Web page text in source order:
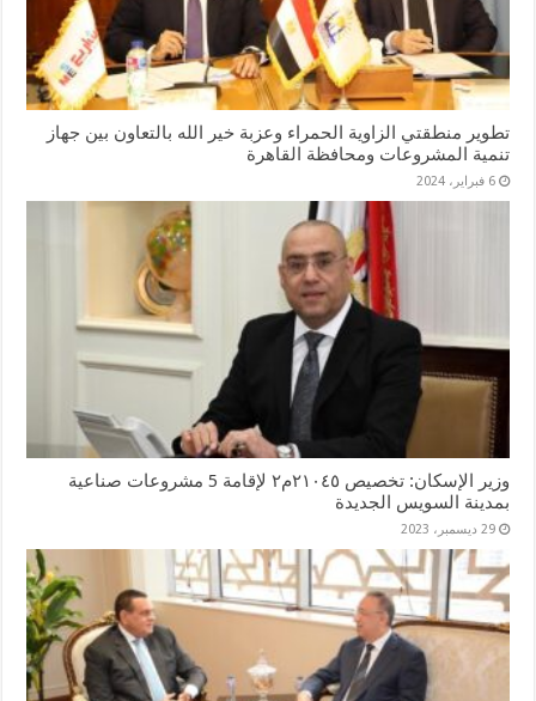
تطوير منطقتي الزاوية الحمراء وعزبة خير الله بالتعاون بين جهاز
تنمية المشروعات ومحافظة القاهرة
6 فبراير، 2024
وزير الإسكان: تخصيص ٢١٠٤٥م٢ لإقامة 5 مشروعات صناعية
بمدينة السويس الجديدة
29 ديسمبر، 2023